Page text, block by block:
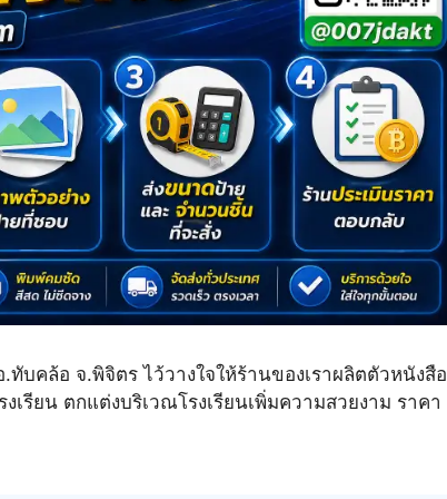
ทับคล้อ จ.พิจิตร ไว้วางใจให้ร้านของเราผลิตตัวหนังสือ
เรียน ตกแต่งบริเวณโรงเรียนเพิ่มความสวยงาม ราคา